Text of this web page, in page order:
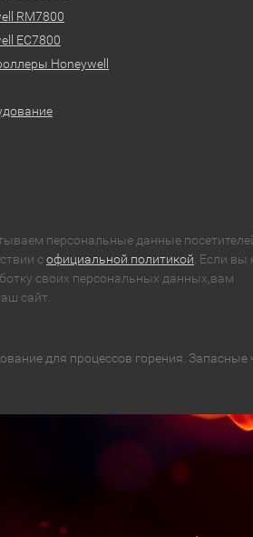
RM7800
EC7800
Honeywell
персональные данные
софициальной политикой . Если вы
своих персональных данных,вам
сайт.
для процессов горения. Запасные